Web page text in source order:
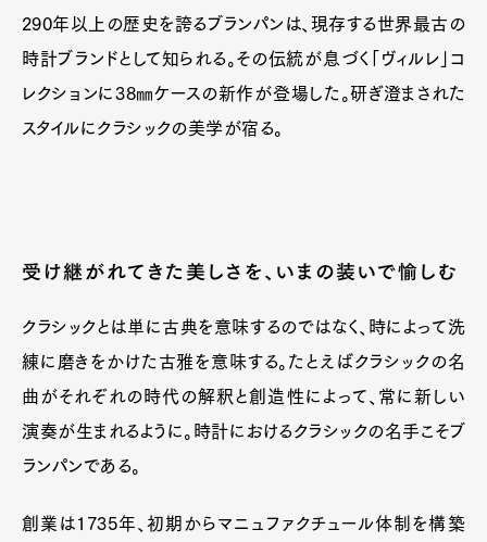
290年以上の歴史を誇るブランパンは、現存する世界最古の
時計ブランドとして知られる。その伝統が息づく「ヴィルレ」コ
レクションに38㎜ケースの新作が登場した。研ぎ澄まされた
スタイルにクラシックの美学が宿る。
受け継がれてきた美しさを、いまの装いで愉しむ
クラシックとは単に古典を意味するのではなく、時によって洗
練に磨きをかけた古雅を意味する。たとえばクラシックの名
曲がそれぞれの時代の解釈と創造性によって、常に新しい
演奏が生まれるように。時計におけるクラシックの名手こそブ
ランパンである。
創業は1735年、初期からマニュファクチュール体制を構築